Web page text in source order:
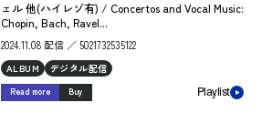
ェル 他(ハイレゾ有) / Concertos and Vocal Music:
Chopin, Bach, Ravel...
2024.11.08 配信 ／ 5021732535122
ALBUM デジタル配信
Read more Buy Playlist